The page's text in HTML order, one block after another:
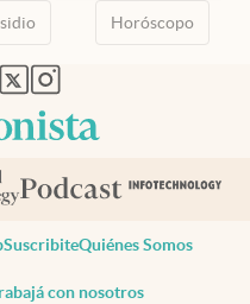
Horóscopo
pestaña
en nueva pestaña
en nueva pestaña
abre en nueva pestaña
abre en nueva pestaña
SuscribiteQuiénes Somos
con nosotros